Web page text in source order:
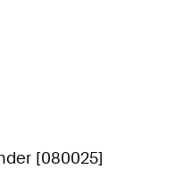
[080025]